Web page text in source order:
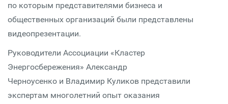
по которым представителями бизнеса и
общественных организаций были представлены
видеопрезентации.
Руководители Ассоциации «Кластер
Энергосбережения» Александр
Черноусенко и Владимир Куликов представили
экспертам многолетний опыт оказания